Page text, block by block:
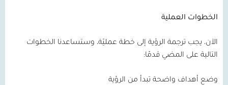
الخطوات العملية
الآن، يجب ترجمة الرؤية إلى خطة عمليّة، وستساعدنا الخطوات
التالية على المضي قدمًا:
وضع أهداف واضحة تبدأ من الرؤية